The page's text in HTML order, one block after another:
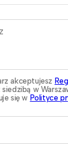
akceptujesz
siedzibą w
się w Polityce